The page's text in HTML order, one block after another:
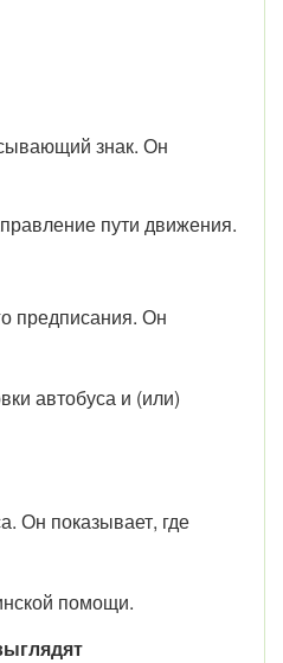
знак. Он
пути движения.
предписания. Он
автобуса и (или)
Он показывает, где
помощи.